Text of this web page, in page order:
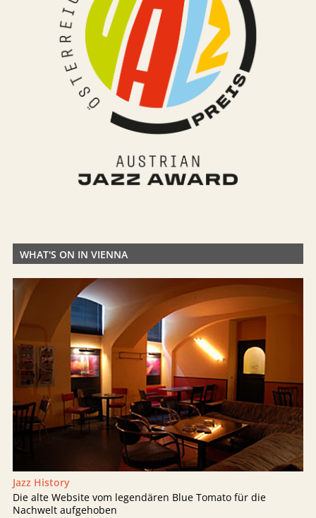
WHAT'S ON IN VIENNA
Jazz History
Die alte Website vom legendären Blue Tomato für die
Nachwelt aufgehoben